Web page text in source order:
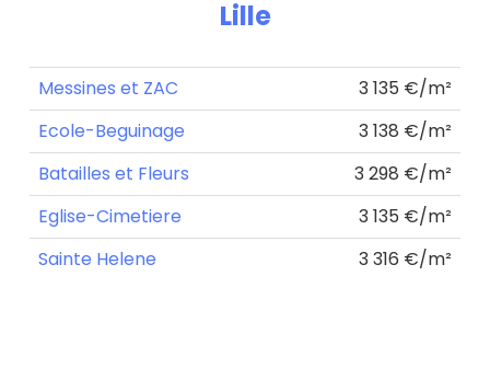
Lille
Messines et ZAC
3 135 €/m²
Ecole-Beguinage
3 138 €/m²
Batailles et Fleurs
3 298 €/m²
Eglise-Cimetiere
3 135 €/m²
Sainte Helene
3 316 €/m²